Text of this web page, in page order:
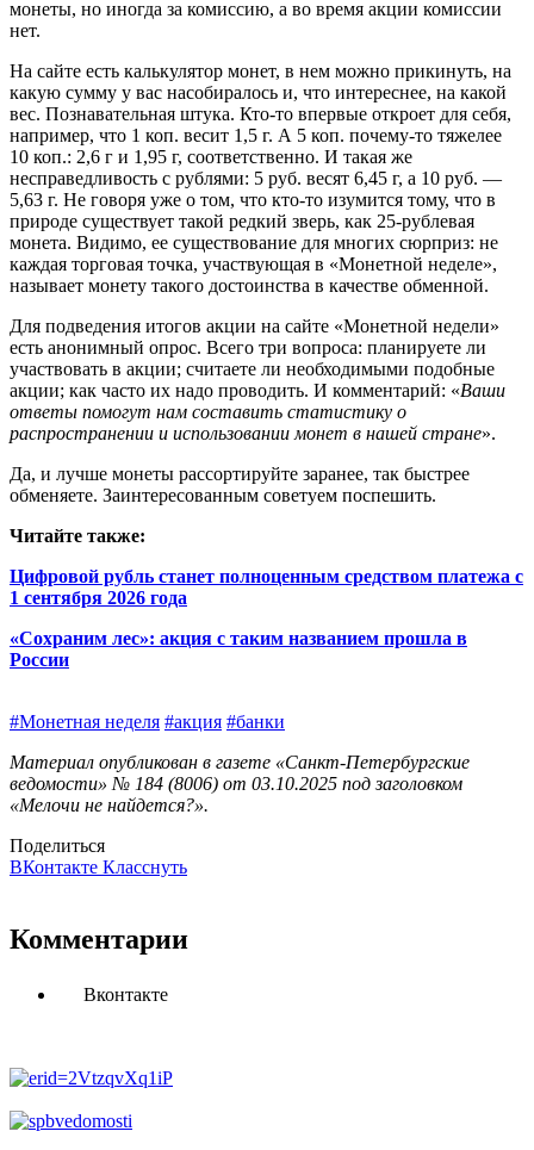
монеты, но иногда за комиссию, а во время акции комиссии
нет.
На сайте есть калькулятор монет, в нем можно прикинуть, на
какую сумму у вас насобиралось и, что интереснее, на какой
вес. Познавательная штука. Кто‑то впервые откроет для себя,
например, что 1 коп. весит 1,5 г. А 5 коп. почему‑то тяжелее
10 коп.: 2,6 г и 1,95 г, соответственно. И такая же
несправедливость с рублями: 5 руб. весят 6,45 г, а 10 руб. —
5,63 г. Не говоря уже о том, что кто‑то изу­мится тому, что в
природе существует такой редкий зверь, как 25‑рублевая
монета. Видимо, ее существование для многих сюрприз: не
каж­дая торговая точка, участвующая в «Монетной неделе»,
называет монету такого достоинства в качестве обменной.
Для подведения итогов акции на сайте «Монетной недели»
есть анонимный опрос. Всего три вопроса: планируете ли
участвовать в акции; считаете ли необходимыми подобные
акции; как часто их надо проводить. И комментарий: «Ваши
ответы помогут нам составить статистику о
распространении и использовании монет в нашей стране».
Да, и лучше монеты рассортируйте заранее, так быстрее
обменяете. Заинтересованным советуем поспешить.
Читайте также:
Цифровой рубль станет полноценным средством платежа с
1 сентября 2026 года
«Сохраним лес»: ​акция с таким названием прошла в
России
#Монетная неделя #акция #банки
Материал опубликован в газете «Санкт-Петербургские
ведомости» № 184 (8006) от 03.10.2025 под заголовком
«Мелочи не найдется?».
Поделиться
ВКонтакте Класснуть
Комментарии
Вконтакте